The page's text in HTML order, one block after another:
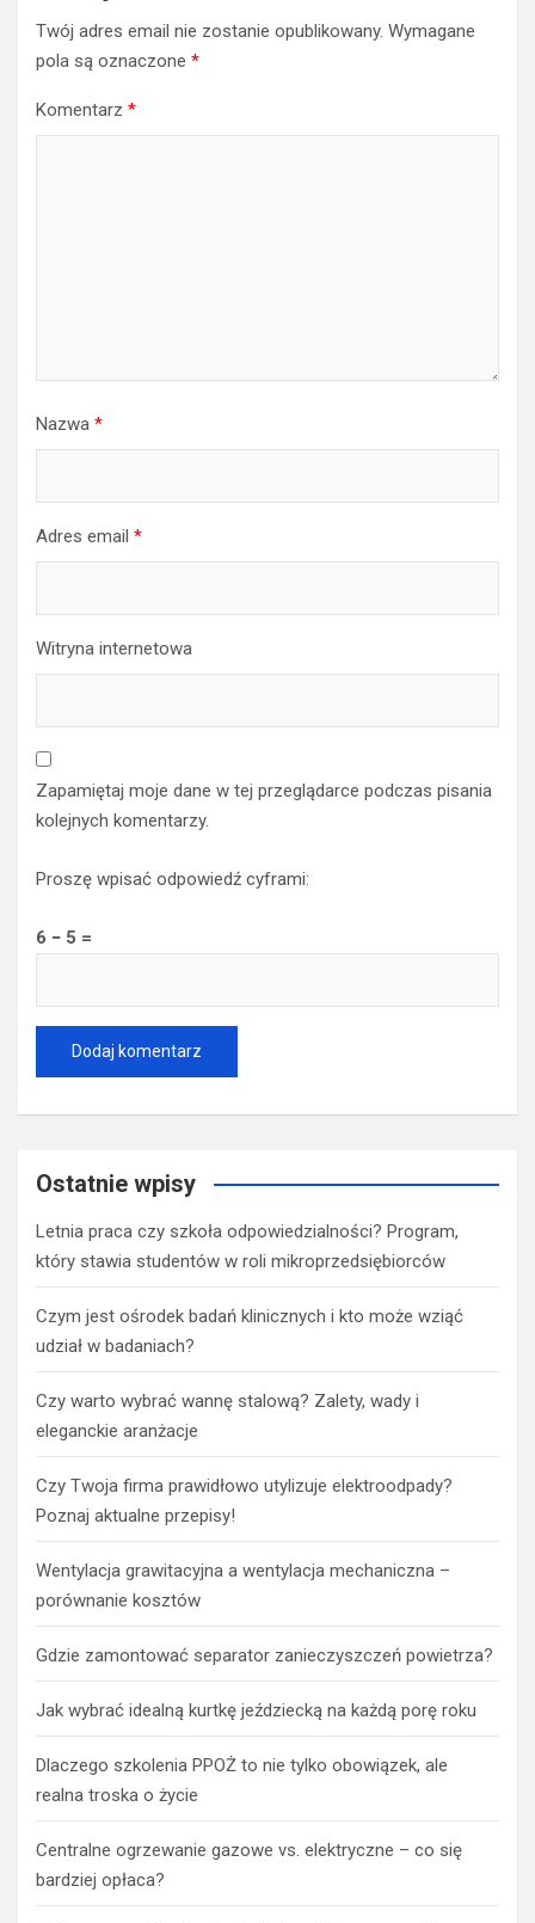
Twój adres email nie zostanie opublikowany. Wymagane
pola są oznaczone *
Komentarz *
Nazwa *
Adres email *
Witryna internetowa
Zapamiętaj moje dane w tej przeglądarce podczas pisania
kolejnych komentarzy.
Proszę wpisać odpowiedź cyframi:
6 − 5 =
Ostatnie wpisy
Letnia praca czy szkoła odpowiedzialności? Program,
który stawia studentów w roli mikroprzedsiębiorców
Czym jest ośrodek badań klinicznych i kto może wziąć
udział w badaniach?
Czy warto wybrać wannę stalową? Zalety, wady i
eleganckie aranżacje
Czy Twoja firma prawidłowo utylizuje elektroodpady?
Poznaj aktualne przepisy!
Wentylacja grawitacyjna a wentylacja mechaniczna –
porównanie kosztów
Gdzie zamontować separator zanieczyszczeń powietrza?
Jak wybrać idealną kurtkę jeździecką na każdą porę roku
Dlaczego szkolenia PPOŻ to nie tylko obowiązek, ale
realna troska o życie
Centralne ogrzewanie gazowe vs. elektryczne – co się
bardziej opłaca?